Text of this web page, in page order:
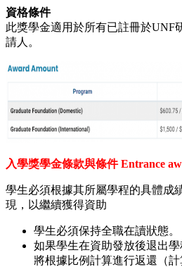
資格條件
此獎學金適用於所有已註冊於UNF
請人。
入學獎學金條款與條件 Entrance
學生必須根據其所屬學程的具體成
現，以繼續獲得資助
學生必須保持全職在讀狀態。
如果學生在資助發放後退出
將根據比例計算進行返還（